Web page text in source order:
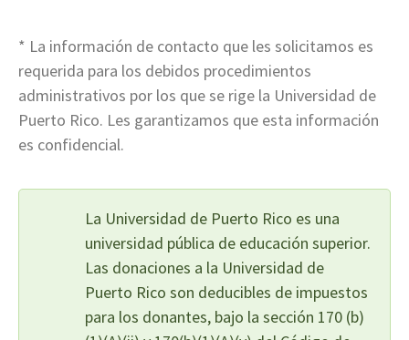
* La información de contacto que les solicitamos es
requerida para los debidos procedimientos
administrativos por los que se rige la Universidad de
Puerto Rico. Les garantizamos que esta información
es confidencial.
La Universidad de Puerto Rico es una
universidad pública de educación superior.
Las donaciones a la Universidad de
Puerto Rico son deducibles de impuestos
para los donantes, bajo la sección 170 (b)